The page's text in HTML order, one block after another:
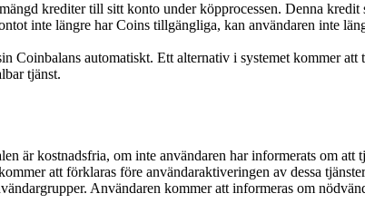
krediter till sitt konto under köpprocessen. Denna
inte längre har Coins tillgängliga, kan användaren inte
Coinbalans automatiskt. Ett alternativ i systemet kommer
tjänst.
är kostnadsfria, om inte användaren har informerats om att
att förklaras före användaraktiveringen av dessa
Användaren kommer att informeras om